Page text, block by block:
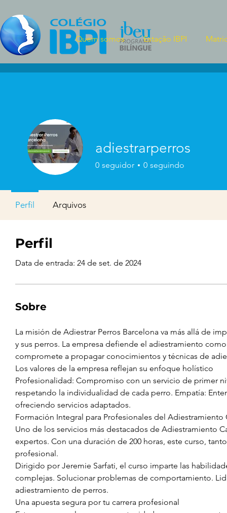
Quem somos Estação IBPI
Perfil
Data de entrada: 24 de set. de 2024
Sobre
La misión de Adiestrar Perros Barcelona va más allá de
y sus perros. La empresa defiende el adiestramiento
compromete a propagar conocimientos y técnicas de
Los valores de la empresa reflejan su enfoque holístico
Profesionalidad: Compromiso con un servicio de primer
respetando la individualidad de cada perro. Empatía:
ofreciendo servicios adaptados.
Formación Integral para Profesionales del Adiestramiento
Uno de los servicios más destacados de Adiestramiento
expertos. Con una duración de 200 horas, este curso,
profesional.
Dirigido por Jeremie Sarfati, el curso imparte las
complejas. Solucionar problemas de comportamiento.
adiestramiento de perros.
Una apuesta segura por tu carrera profesional
adiestrarperros
0 seguidor 0 seguindo
Perfil Arquivos